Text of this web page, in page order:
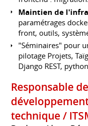
Maintien de
paramétrages
front, outils,
"Séminaires" pour
pilotage Projets,
Django REST,
Responsable
technique /